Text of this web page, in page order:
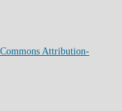
Attribution-